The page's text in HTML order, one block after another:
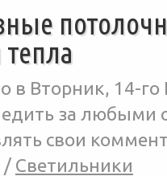
в Вторник, 14-
за любыми
свои
/ Светильники